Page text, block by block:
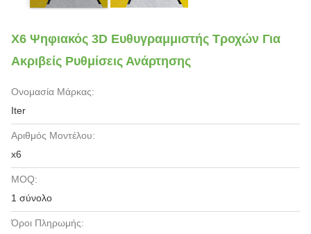
X6 Ψηφιακός 3D Ευθυγραμμιστής Τροχών Για
Ακριβείς Ρυθμίσεις Ανάρτησης
Ονομασία Μάρκας:
Iter
Αριθμός Μοντέλου:
x6
MOQ:
1 σύνολο
Όροι Πληρωμής: